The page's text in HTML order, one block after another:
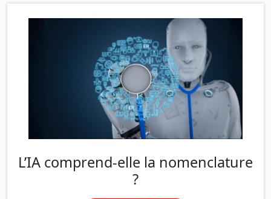
L’IA comprend-elle la nomenclature
?